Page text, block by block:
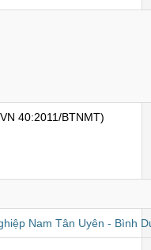
40:2011/BTNMT)
Nam Tân Uyên - Bình